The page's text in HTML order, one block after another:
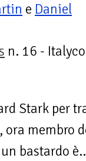
e Daniel
n. 16 -
Stark per
ora membro
bastardo